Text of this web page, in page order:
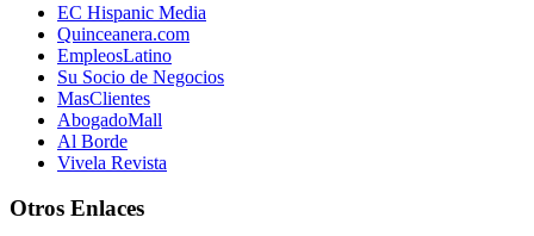
EC Hispanic Media
Quinceanera.com
EmpleosLatino
Su Socio de Negocios
MasClientes
AbogadoMall
Al Borde
Vivela Revista
Otros Enlaces